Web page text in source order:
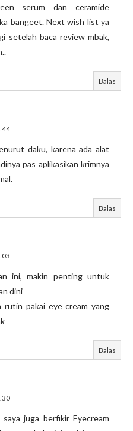
serum dan ceramide
bangeet. Next wish list ya
setelah baca review mbak,
Balas
daku, karena ada alat
pas aplikasikan krimnya
Balas
ini, makin penting untuk
dini
rutin pakai eye cream yang
Balas
juga berfikir Eyecream